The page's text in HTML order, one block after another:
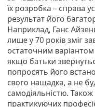
їх розробка – справа
результат його
Наприклад, Ганс
лише у 70 років зміг
остаточним
якщо батьки
попросять його
свого нащадка, а не
самодіяльністю.
практикуючих